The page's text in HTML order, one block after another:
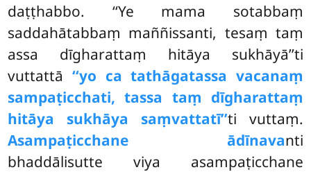
daṭṭhabbo. ‘‘Ye mama sotabbaṃ
saddahātabbaṃ maññissanti, tesaṃ taṃ
assa dīgharattaṃ hitāya sukhāyā’’ti
vuttattā ‘‘yo ca tathāgatassa vacanaṃ
sampaṭicchati, tassa taṃ dīgharattaṃ
hitāya sukhāya saṃvattatī’’ti vuttaṃ.
Asampaṭicchane ādīnavanti
bhaddālisutte viya asampaṭicchane